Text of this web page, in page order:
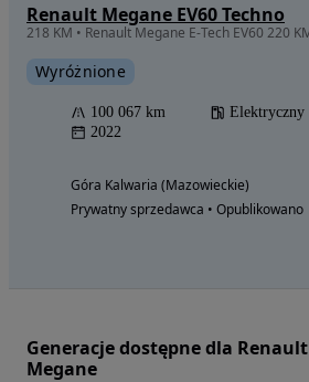
Renault Megane EV60 Techno
Wyróżnione
100 067 km Elektryczny
2022
Góra Kalwaria (Mazowieckie)
Prywatny sprzedawca • Opublikowano
Generacje dostępne dla Renault
Megane